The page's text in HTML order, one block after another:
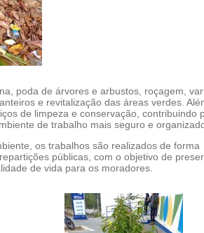
poda de árvores e arbustos, roçagem,
e revitalização das áreas verdes.
de limpeza e conservação, contribuindo
de trabalho mais seguro e
os trabalhos são realizados de forma
públicas, com o objetivo de
de vida para os moradores.